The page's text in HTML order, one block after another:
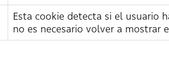
Esta cookie detecta si el usuario
no es necesario volver a mostrar